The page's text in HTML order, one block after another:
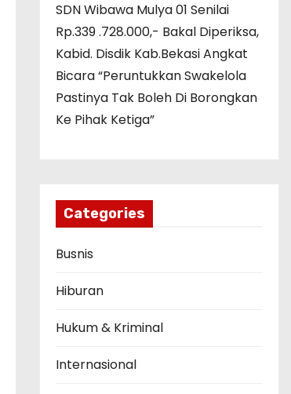
SDN Wibawa Mulya 01 Senilai
Rp.339 .728.000,- Bakal Diperiksa,
Kabid. Disdik Kab.Bekasi Angkat
Bicara “Peruntukkan Swakelola
Pastinya Tak Boleh Di Borongkan
Ke Pihak Ketiga”
Categories
Busnis
Hiburan
Hukum & Kriminal
Internasional